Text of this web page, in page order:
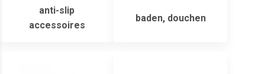
anti-slip
accessoires
baden, douchen